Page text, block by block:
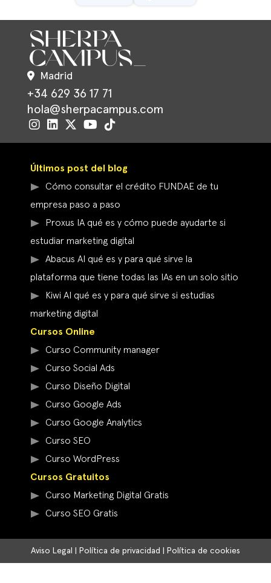
Madrid
+34 629 36 17 71
hola@sherpacampus.com
Últimos post del blog
Cómo consultar el crédito FUNDAE de tu
empresa paso a paso
Proxus IA qué es y cómo puede ayudarte si
estudiar marketing digital
Abacus AI qué es y para qué sirve la
plataforma que tiene todas las IAs en un solo sitio
Kiwi AI qué es y para qué sirve si estudias
marketing digital
Cursos Online
Curso Community manager
Curso Social Ads
Curso Diseño Digital
Curso Google Ads
Curso Google Analytics
Curso SEO
Curso WordPress
Cursos Gratuitos
Curso Marketing Digital Gratis
Curso SEO Gratis
Aviso Legal Política de privacidad Política de cookies